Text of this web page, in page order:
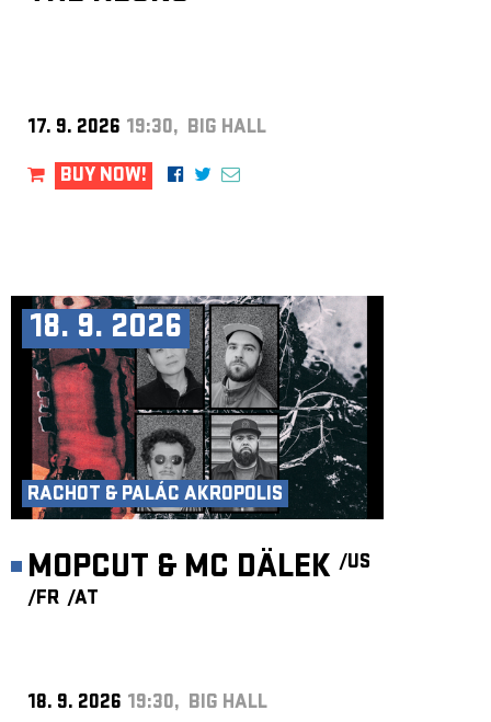
17. 9. 2026 19:30, BIG HALL
BUY NOW!
18. 9. 2026
RACHOT & PALÁC AKROPOLIS
MOPCUT & MC DÄLEK /US
/FR /AT
18. 9. 2026 19:30, BIG HALL